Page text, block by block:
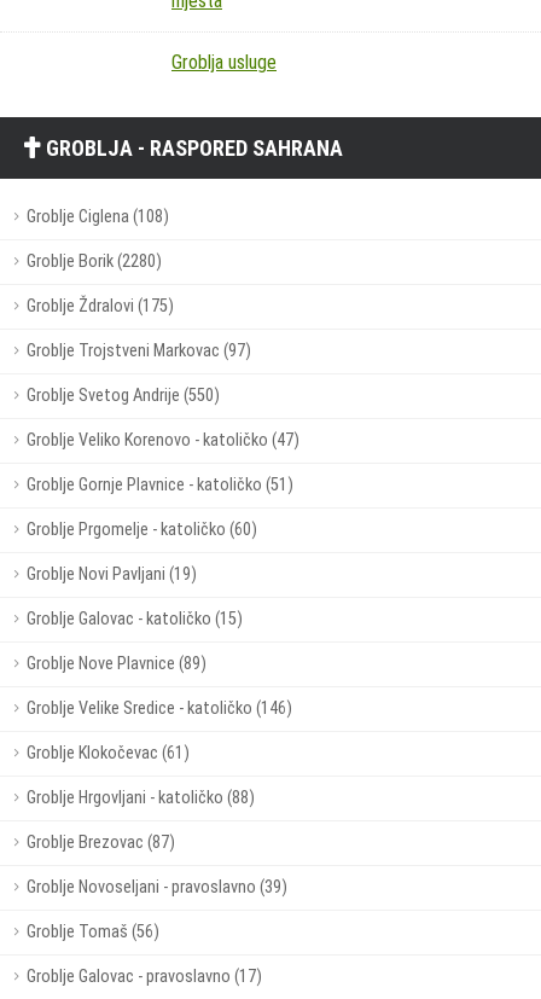
Groblja usluge
GROBLJA - RASPORED SAHRANA
Groblje Ciglena (108)
Groblje Borik (2280)
Groblje Ždralovi (175)
Groblje Trojstveni Markovac (97)
Groblje Svetog Andrije (550)
Groblje Veliko Korenovo - katoličko (47)
Groblje Gornje Plavnice - katoličko (51)
Groblje Prgomelje - katoličko (60)
Groblje Novi Pavljani (19)
Groblje Galovac - katoličko (15)
Groblje Nove Plavnice (89)
Groblje Velike Sredice - katoličko (146)
Groblje Klokočevac (61)
Groblje Hrgovljani - katoličko (88)
Groblje Brezovac (87)
Groblje Novoseljani - pravoslavno (39)
Groblje Tomaš (56)
Groblje Galovac - pravoslavno (17)